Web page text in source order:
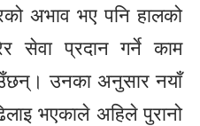
अभाव भए पनि हालको
सेवा प्रदान गर्ने काम
उनका अनुसार नयाँ
भएकाले अहिले पुरानो